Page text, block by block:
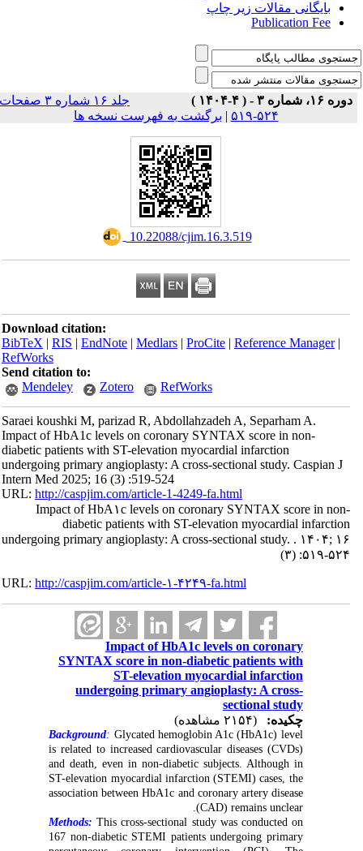
بایگانی مقالات زیر چاپ
Publication Fee
دوره ۱۶، شماره ۳ - ( ۴-۱۴۰۴ )
جلد ۱۶ شماره ۳ صفحات
۵۲۴-۵۱۹
|برگشت به فهرست نسخه ها
‎ 10.22088/cjim.16.3.519
Download citation:
BibTeX|RIS|EndNote|Medlars|ProCite|Reference Manager
RefWorks
Send citation to:
Mendeley
Zotero RefWorks
Saraei koushki M, parizad R, Abdollahzadeh A, Separham A.
Impact of HbA1c levels on coronary SYNTAX score in non-
diabetic patients with ST-elevation myocardial infarction
undergoing primary angioplasty: A cross-sectional study. Caspian J
Intern Med 2025; 16 (3) :519-524
URL:http://caspjim.com/article-1-4249-fa.html
Impact of HbA۱c levels on coronary SYNTAX score in non-
diabetic patients with ST-elevation myocardial infarction
undergoing primary angioplasty: A cross-sectional study. . ۱۴۰۴; ۱۶
(۳) :۵۱۹-۵۲۴
URL:http://caspjim.com/article-۱-۴۲۴۹-fa.html
Impact of HbA1c levels on coronary
SYNTAX score in non-diabetic patients with
ST-elevation myocardial infarction
undergoing primary angioplasty: A cross-
sectional study
چکیده:
Background:Glycated hemoglobin A1c (HbA1c) level
is related to increased cardiovascular diseases (CVDs)
and death, even in non-diabetic subjects. Although in
ST-elevation myocardial infarction (STEMI) cases, the
association between HbA1c and coronary artery disease
(CAD) remains unclear.
Methods:This cross-sectional study was conducted on
167 non-diabetic STEMI patients undergoing primary